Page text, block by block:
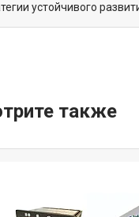
устойчивого